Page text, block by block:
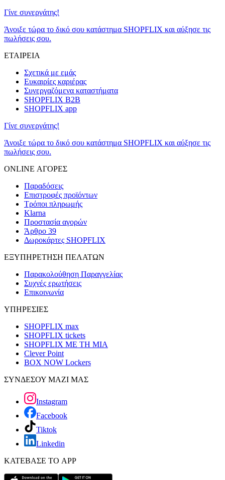
Γίνε συνεργάτης!
Άνοιξε τώρα το δικό σου κατάστημα SHOPFLIX και αύξησε τις
πωλήσεις σου.
ΕΤΑΙΡΕΙΑ
Σχετικά με εμάς
Ευκαιρίες καριέρας
Συνεργαζόμενα καταστήματα
SHOPFLIX B2B
SHOPFLIX app
Γίνε συνεργάτης!
Άνοιξε τώρα το δικό σου κατάστημα SHOPFLIX και αύξησε τις
πωλήσεις σου.
ONLINE ΑΓΟΡΕΣ
Παραδόσεις
Επιστροφές προϊόντων
Τρόποι πληρωμής
Klarna
Προστασία αγορών
Άρθρο 39
Δωροκάρτες SHOPFLIX
ΕΞΥΠΗΡΕΤΗΣΗ ΠΕΛΑΤΩΝ
Παρακολούθηση Παραγγελίας
Συχνές ερωτήσεις
Επικοινωνία
ΥΠΗΡΕΣΙΕΣ
SHOPFLIX max
SHOPFLIX tickets
SHOPFLIX ΜΕ ΤΗ ΜΙΑ
Clever Point
BOX NOW Lockers
ΣΥΝΔΕΣΟΥ ΜΑΖΙ ΜΑΣ
Instagram
Facebook
Tiktok
Linkedin
ΚΑΤΕΒΑΣΕ ΤΟ APP